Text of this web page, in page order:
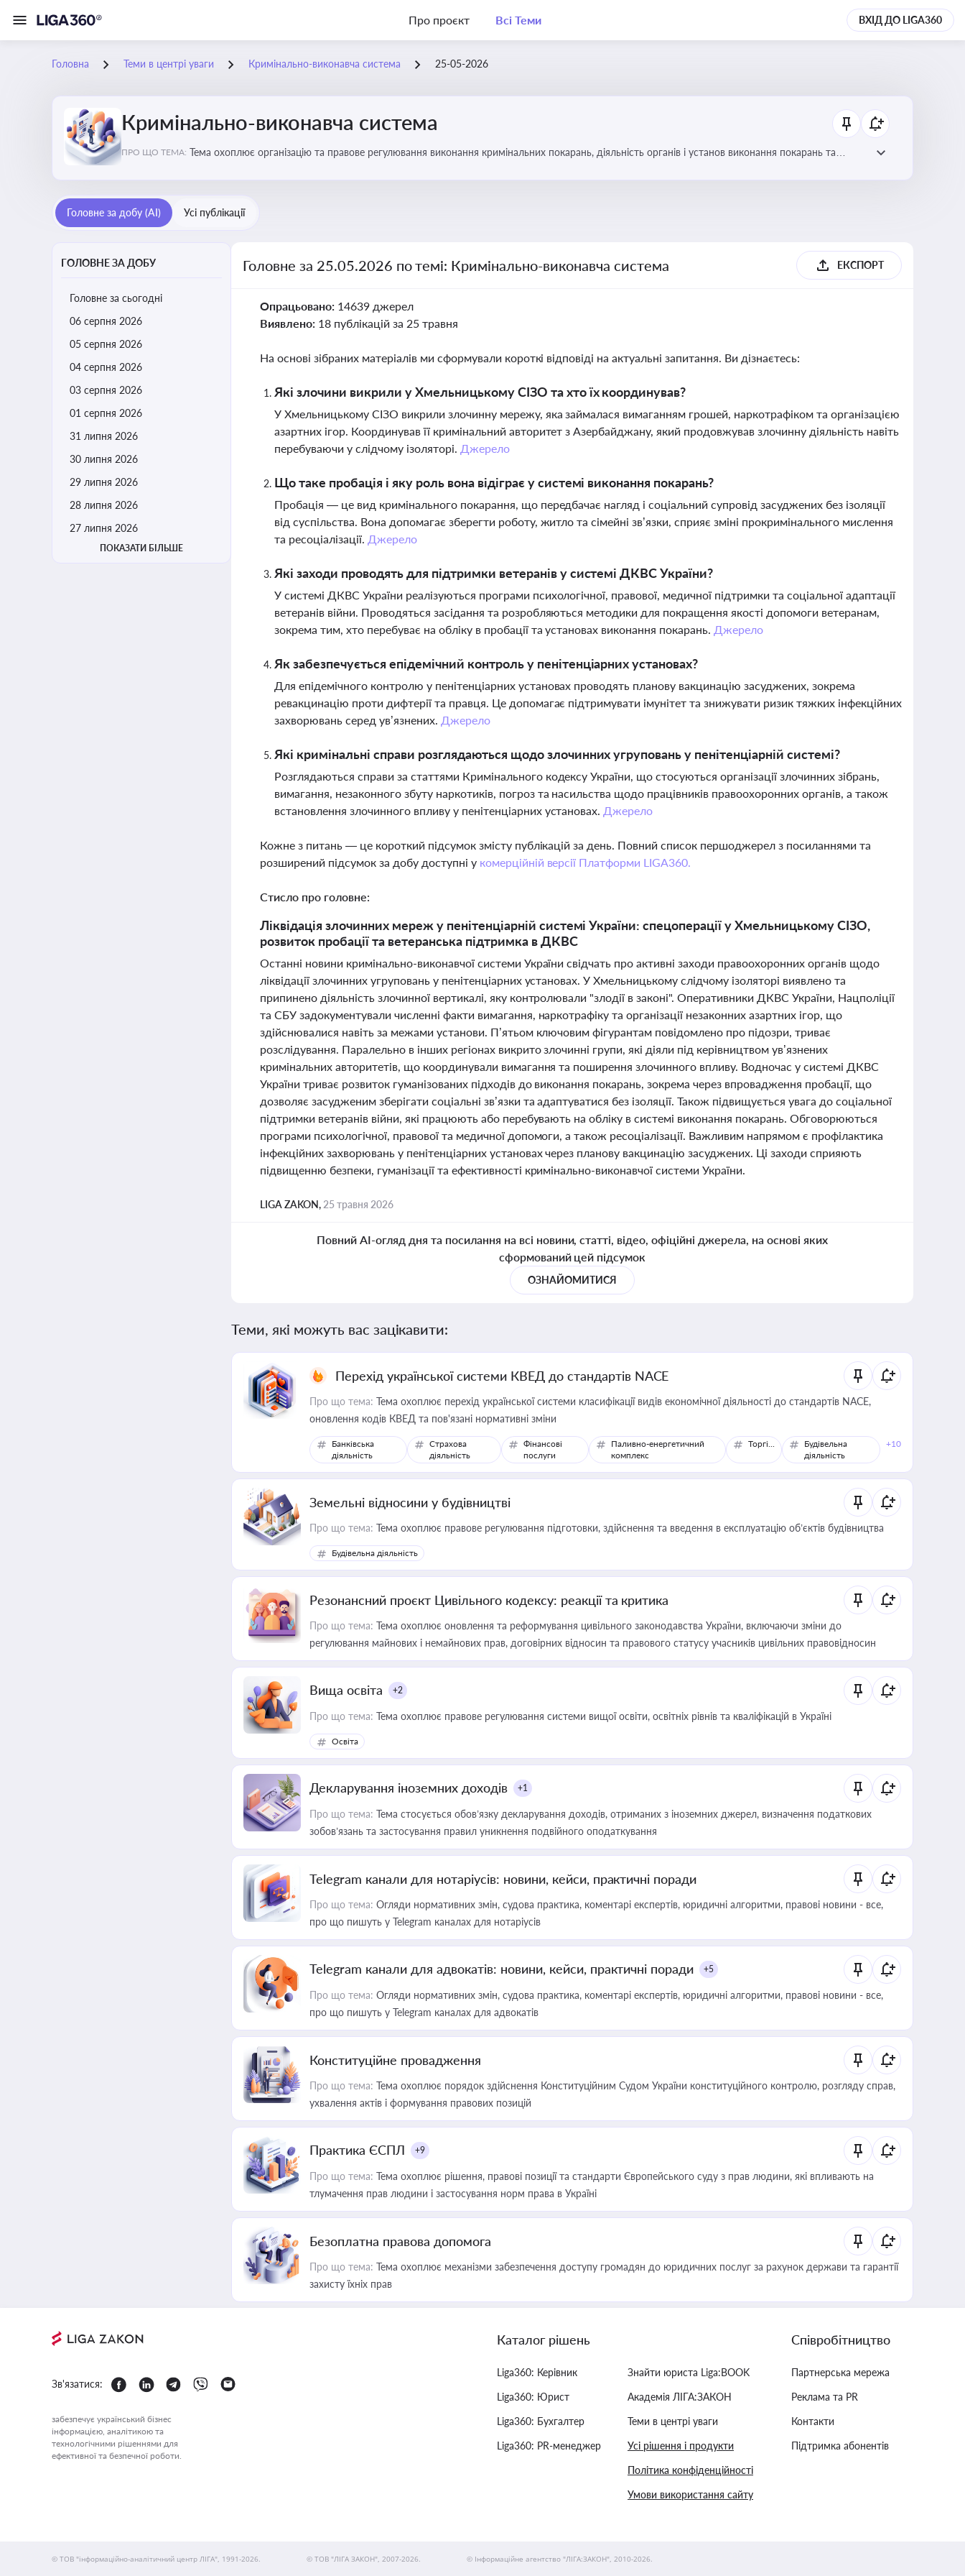
Про проєкт Всі Теми ВХІД ДО LIGA360
Головна Теми в центрі уваги Кримінально-виконавча система 25-05-2026
Кримінально-виконавча система
ПРО ЩО ТЕМА: Тема охоплює організацію та правове регулювання виконання кримінальних покарань, діяльність органів і установ виконання покарань та
Головне за добу (AI) Усі публікації
ГОЛОВНЕ ЗА ДОБУ
Головне за сьогодні
06 серпня 2026
05 серпня 2026
04 серпня 2026
03 серпня 2026
01 серпня 2026
31 липня 2026
30 липня 2026
29 липня 2026
28 липня 2026
27 липня 2026
ПОКАЗАТИ БІЛЬШЕ
Головне за 25.05.2026 по темі: Кримінально-виконавча система ЕКСПОРТ
Опрацьовано: 14639 джерел
Виявлено: 18 публікацій за 25 травня
На основі зібраних матеріалів ми сформували короткі відповіді на актуальні запитання. Ви дізнаєтесь:
Які злочини викрили у Хмельницькому СІЗО та хто їх координував?
У Хмельницькому СІЗО викрили злочинну мережу, яка займалася вимаганням грошей, наркотрафіком та організацією
азартних ігор. Координував її кримінальний авторитет з Азербайджану, який продовжував злочинну діяльність навіть
перебуваючи у слідчому ізоляторі. Джерело
Що таке пробація і яку роль вона відіграє у системі виконання покарань?
Пробація — це вид кримінального покарання, що передбачає нагляд і соціальний супровід засуджених без ізоляції
від суспільства. Вона допомагає зберегти роботу, житло та сімейні зв’язки, сприяє зміні прокримінального мислення
та ресоціалізації. Джерело
Які заходи проводять для підтримки ветеранів у системі ДКВС України?
У системі ДКВС України реалізуються програми психологічної, правової, медичної підтримки та соціальної адаптації
ветеранів війни. Проводяться засідання та розробляються методики для покращення якості допомоги ветеранам,
зокрема тим, хто перебуває на обліку в пробації та установах виконання покарань. Джерело
Як забезпечується епідемічний контроль у пенітенціарних установах?
Для епідемічного контролю у пенітенціарних установах проводять планову вакцинацію засуджених, зокрема
ревакцинацію проти дифтерії та правця. Це допомагає підтримувати імунітет та знижувати ризик тяжких інфекційних
захворювань серед ув’язнених. Джерело
Які кримінальні справи розглядаються щодо злочинних угруповань у пенітенціарній системі?
Розглядаються справи за статтями Кримінального кодексу України, що стосуються організації злочинних зібрань,
вимагання, незаконного збуту наркотиків, погроз та насильства щодо працівників правоохоронних органів, а також
встановлення злочинного впливу у пенітенціарних установах. Джерело
Кожне з питань — це короткий підсумок змісту публікацій за день. Повний список першоджерел з посиланнями та
розширений підсумок за добу доступні у комерційній версії Платформи LIGA360.
Стисло про головне:
Ліквідація злочинних мереж у пенітенціарній системі України: спецоперації у Хмельницькому СІЗО,
розвиток пробації та ветеранська підтримка в ДКВС
Останні новини кримінально-виконавчої системи України свідчать про активні заходи правоохоронних органів щодо
ліквідації злочинних угруповань у пенітенціарних установах. У Хмельницькому слідчому ізоляторі виявлено та
припинено діяльність злочинної вертикалі, яку контролювали "злодії в законі". Оперативники ДКВС України, Нацполіції
та СБУ задокументували численні факти вимагання, наркотрафіку та організації незаконних азартних ігор, що
здійснювалися навіть за межами установи. П’ятьом ключовим фігурантам повідомлено про підозри, триває
розслідування. Паралельно в інших регіонах викрито злочинні групи, які діяли під керівництвом ув’язнених
кримінальних авторитетів, що координували вимагання та поширення злочинного впливу. Водночас у системі ДКВС
України триває розвиток гуманізованих підходів до виконання покарань, зокрема через впровадження пробації, що
дозволяє засудженим зберігати соціальні зв’язки та адаптуватися без ізоляції. Також підвищується увага до соціальної
підтримки ветеранів війни, які працюють або перебувають на обліку в системі виконання покарань. Обговорюються
програми психологічної, правової та медичної допомоги, а також ресоціалізації. Важливим напрямом є профілактика
інфекційних захворювань у пенітенціарних установах через планову вакцинацію засуджених. Ці заходи сприяють
підвищенню безпеки, гуманізації та ефективності кримінально-виконавчої системи України.
LIGA ZAKON, 25 травня 2026
Повний AI-огляд дня та посилання на всі новини, статті, відео, офіційні джерела, на основі яких
сформований цей підсумок
ОЗНАЙОМИТИСЯ
Теми, які можуть вас зацікавити:
Перехід української системи КВЕД до стандартів NACE
Про що тема: Тема охоплює перехід української системи класифікації видів економічної діяльності до стандартів NACE,
оновлення кодів КВЕД та пов'язані нормативні зміни
Банківська
діяльність
Страхова
діяльність
Фінансові
послуги
Паливно-енергетичний
комплекс
Торгівля
Будівельна
діяльність
+10
Земельні відносини у будівництві
Про що тема: Тема охоплює правове регулювання підготовки, здійснення та введення в експлуатацію об’єктів будівництва
Будівельна діяльність
Резонансний проєкт Цивільного кодексу: реакції та критика
Про що тема: Тема охоплює оновлення та реформування цивільного законодавства України, включаючи зміни до
регулювання майнових і немайнових прав, договірних відносин та правового статусу учасників цивільних правовідносин
Вища освіта +2
Про що тема: Тема охоплює правове регулювання системи вищої освіти, освітніх рівнів та кваліфікацій в Україні
Освіта
Декларування іноземних доходів +1
Про що тема: Тема стосується обов’язку декларування доходів, отриманих з іноземних джерел, визначення податкових
зобов’язань та застосування правил уникнення подвійного оподаткування
Telegram канали для нотаріусів: новини, кейси, практичні поради
Про що тема: Огляди нормативних змін, судова практика, коментарі експертів, юридичні алгоритми, правові новини - все,
про що пишуть у Telegram каналах для нотаріусів
Telegram канали для адвокатів: новини, кейси, практичні поради +5
Про що тема: Огляди нормативних змін, судова практика, коментарі експертів, юридичні алгоритми, правові новини - все,
про що пишуть у Telegram каналах для адвокатів
Конституційне провадження
Про що тема: Тема охоплює порядок здійснення Конституційним Судом України конституційного контролю, розгляду справ,
ухвалення актів і формування правових позицій
Практика ЄСПЛ +9
Про що тема: Тема охоплює рішення, правові позиції та стандарти Європейського суду з прав людини, які впливають на
тлумачення прав людини і застосування норм права в Україні
Безоплатна правова допомога
Про що тема: Тема охоплює механізми забезпечення доступу громадян до юридичних послуг за рахунок держави та гарантії
захисту їхніх прав
Зв'язатися:
забезпечує український бізнес
інформацією, аналітикою та
технологічними рішеннями для
ефективної та безпечної роботи.
Каталог рішень
Liga360: Керівник
Liga360: Юрист
Liga360: Бухгалтер
Liga360: PR-менеджер
Знайти юриста Liga:BOOK
Академія ЛІГА:ЗАКОН
Теми в центрі уваги
Усі рішення і продукти
Політика конфіденційності
Умови використання сайту
Співробітництво
Партнерська мережа
Реклама та PR
Контакти
Підтримка абонентів
© ТОВ "інформаційно-аналітичний центр ЛІГА", 1991-2026. © ТОВ "ЛІГА ЗАКОН", 2007-2026. © Інформаційне агентство "ЛІГА:ЗАКОН", 2010-2026.